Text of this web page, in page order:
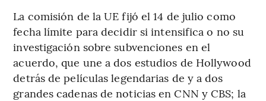
La comisión de la UE fijó el 14 de julio como
fecha límite para decidir si intensifica o no su
investigación sobre subvenciones en el
acuerdo, que une a dos estudios de Hollywood
detrás de películas legendarias de y a dos
grandes cadenas de noticias en CNN y CBS; la